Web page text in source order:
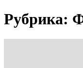
Рубрика: